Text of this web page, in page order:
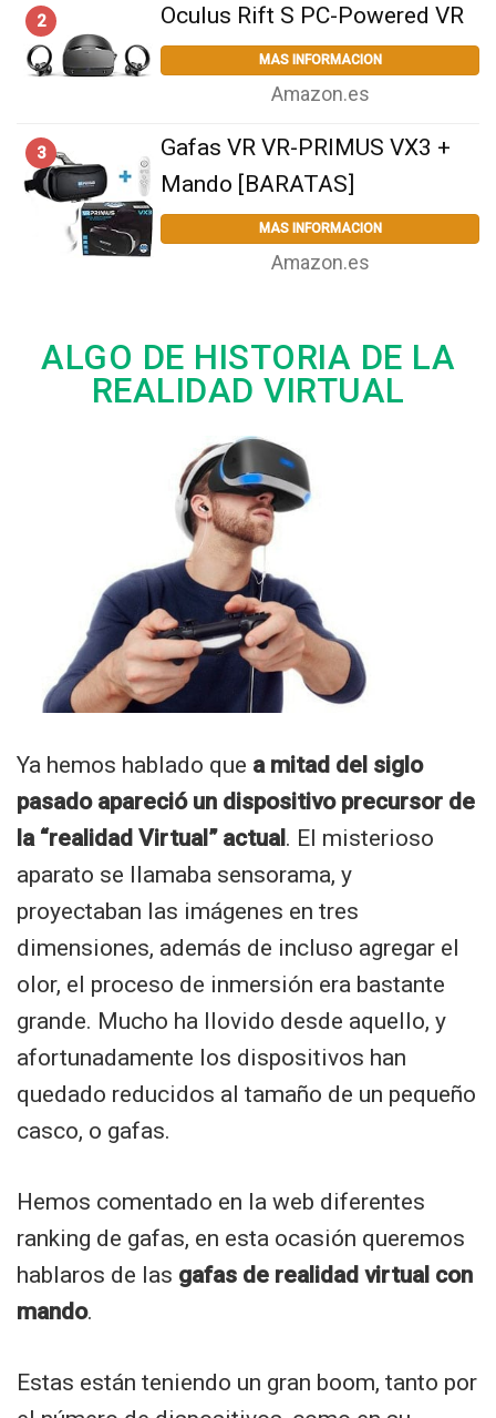
2 Oculus Rift S PC-Powered VR
MAS INFORMACION
Amazon.es
3
Gafas VR VR-PRIMUS VX3 +
Mando [BARATAS]
MAS INFORMACION
Amazon.es
ALGO DE HISTORIA DE LA
REALIDAD VIRTUAL
Ya hemos hablado que a mitad del siglo
pasado apareció un dispositivo precursor de
la “realidad Virtual” actual. El misterioso
aparato se llamaba sensorama, y
proyectaban las imágenes en tres
dimensiones, además de incluso agregar el
olor, el proceso de inmersión era bastante
grande. Mucho ha llovido desde aquello, y
afortunadamente los dispositivos han
quedado reducidos al tamaño de un pequeño
casco, o gafas.
Hemos comentado en la web diferentes
ranking de gafas, en esta ocasión queremos
hablaros de las gafas de realidad virtual con
mando.
Estas están teniendo un gran boom, tanto por